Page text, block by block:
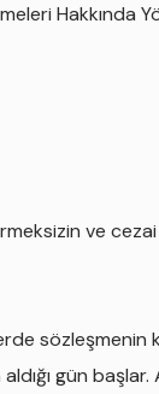
Hakkında
ve
gün